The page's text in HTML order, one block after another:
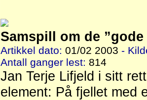
Samspill om de ”gode
Artikkel dato: 01/02 2003 -
Antall ganger lest: 814
Jan Terje Lifjeld i sitt
element: På fjellet med